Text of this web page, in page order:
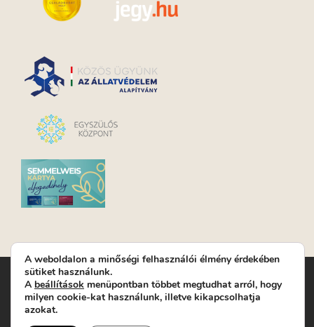
Turay Ida Színház Közhasznú Nonprofit Kft. | Működési
helyszín: Turay Ida Színház 1089 Budapest, Kálvária tér 6. |
Levelezési cím: 1089 Budapest, Kálvária tér 14. | Titkárság:
A weboldalon a minőségi felhasználói élmény érdekében
sütiket használunk.
A beállítások menüpontban többet megtudhat arról, hogy
milyen cookie-kat használunk, illetve kikapcsolhatja
azokat.